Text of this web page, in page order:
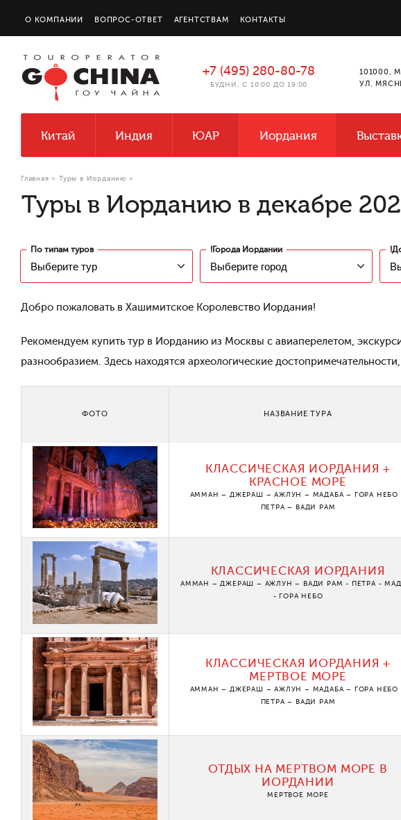
О КОМПАНИИ ВОПРОС-ОТВЕТ АГЕНТСТВАМ КОНТАКТЫ
+7 (495) 280-80-78
БУДНИ, С 10:00 ДО 19:00
101000,
УЛ.
Китай Индия ЮАР Иордания
Главная >Туры в Иорданию >
Туры в Иорданию в декабре
По типам туров !Города Иордании
Добро пожаловать в Хашимитское Королевство Иордания!
Рекомендуем купить тур в Иорданию из Москвы с авиаперелетом,
разнообразием. Здесь находятся археологические
ФОТО НАЗВАНИЕ ТУРА
КЛАССИЧЕСКАЯ ИОРДАНИЯ +
КРАСНОЕ МОРЕ
АММАН – ДЖЕРАШ – АЖЛУН – МАДАБА – ГОРА НЕБО
ПЕТРА – ВАДИ РАМ
КЛАССИЧЕСКАЯ ИОРДАНИЯ
АММАН – ДЖЕРАШ – АЖЛУН – ВАДИ РАМ - ПЕТРА -
- ГОРА НЕБО
КЛАССИЧЕСКАЯ ИОРДАНИЯ +
МЕРТВОЕ МОРЕ
АММАН – ДЖЕРАШ – АЖЛУН – МАДАБА – ГОРА НЕБО
ПЕТРА – ВАДИ РАМ
ОТДЫХ НА МЕРТВОМ МОРЕ В
ИОРДАНИИ
МЕРТВОЕ МОРЕ